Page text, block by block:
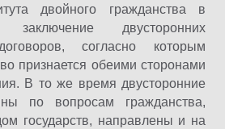
двойного гражданства в
двусторонних
согласно которым
признается обеими сторонами
В то же время двусторонние
по вопросам гражданства,
государств, направлены и на